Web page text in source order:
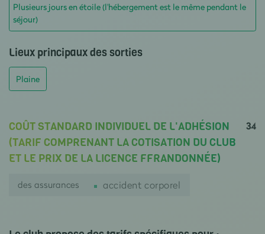
Plusieurs jours en étoile (l'hébergement est le même pendant le
séjour)
Lieux principaux des sorties
Plaine
COÛT STANDARD INDIVIDUEL DE L'ADHÉSION
(TARIF COMPRENANT LA COTISATION DU CLUB
ET LE PRIX DE LA LICENCE FFRANDONNÉE)
34
des assurances accident corporel